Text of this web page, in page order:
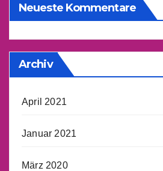
Neueste Kommentare
Archiv
April 2021
Januar 2021
März 2020